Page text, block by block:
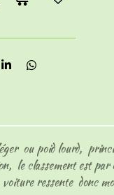
P
g
r
P
g
r
ou poid lourd,
le classement est par
ressente donc